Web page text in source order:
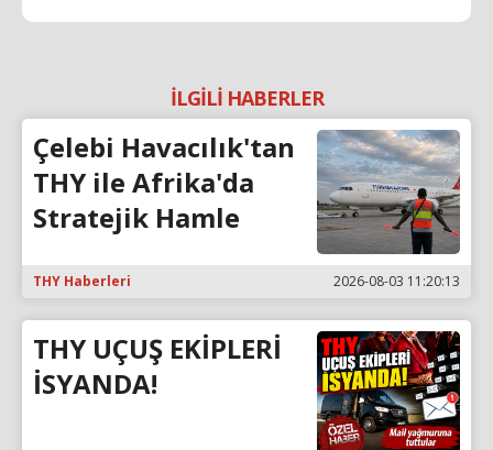
İLGİLİ HABERLER
Çelebi Havacılık'tan
THY ile Afrika'da
Stratejik Hamle
THY Haberleri 2026-08-03 11:20:13
THY UÇUŞ EKİPLERİ
İSYANDA!